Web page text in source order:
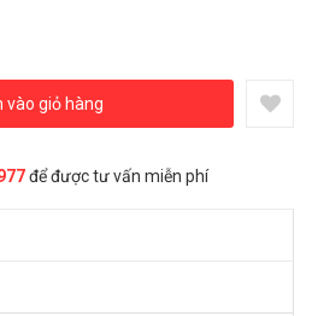
vào giỏ hàng
để được tư vấn miễn phí